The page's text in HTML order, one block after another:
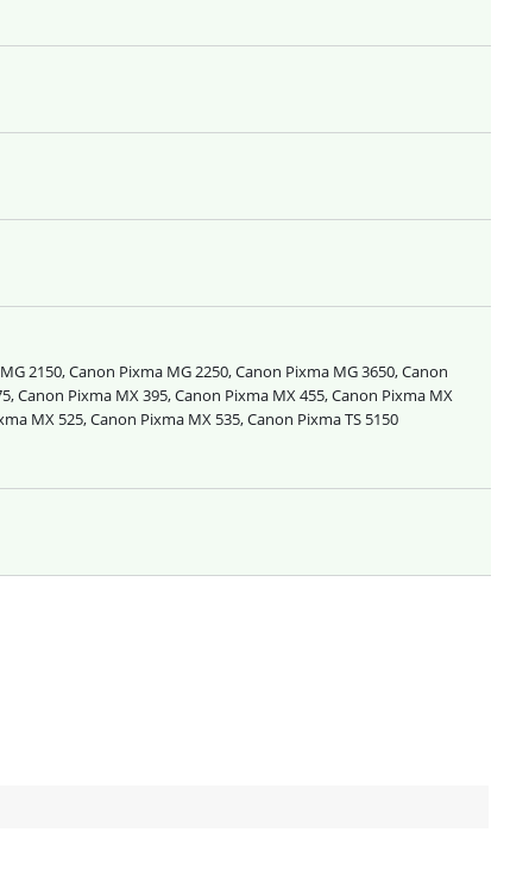
2150, Canon Pixma MG 2250, Canon Pixma MG 3650, Canon
Canon Pixma MX 395, Canon Pixma MX 455, Canon Pixma MX
MX 525, Canon Pixma MX 535, Canon Pixma TS 5150